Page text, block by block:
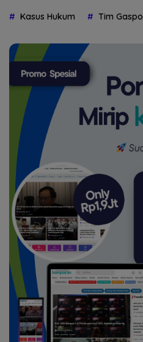
Kasus Hukum Tim Gaspoll